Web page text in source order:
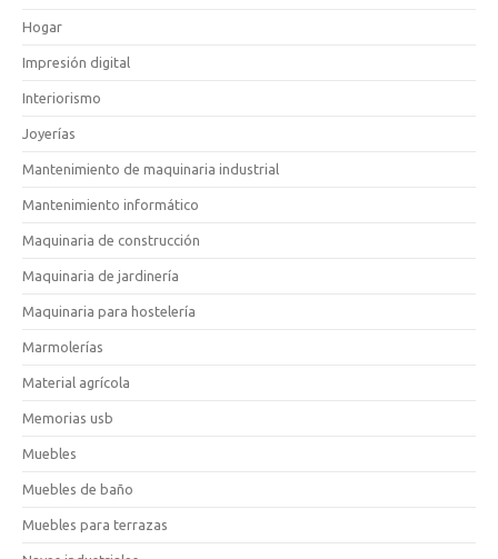
Hogar
Impresión digital
Interiorismo
Joyerías
Mantenimiento de maquinaria industrial
Mantenimiento informático
Maquinaria de construcción
Maquinaria de jardinería
Maquinaria para hostelería
Marmolerías
Material agrícola
Memorias usb
Muebles
Muebles de baño
Muebles para terrazas